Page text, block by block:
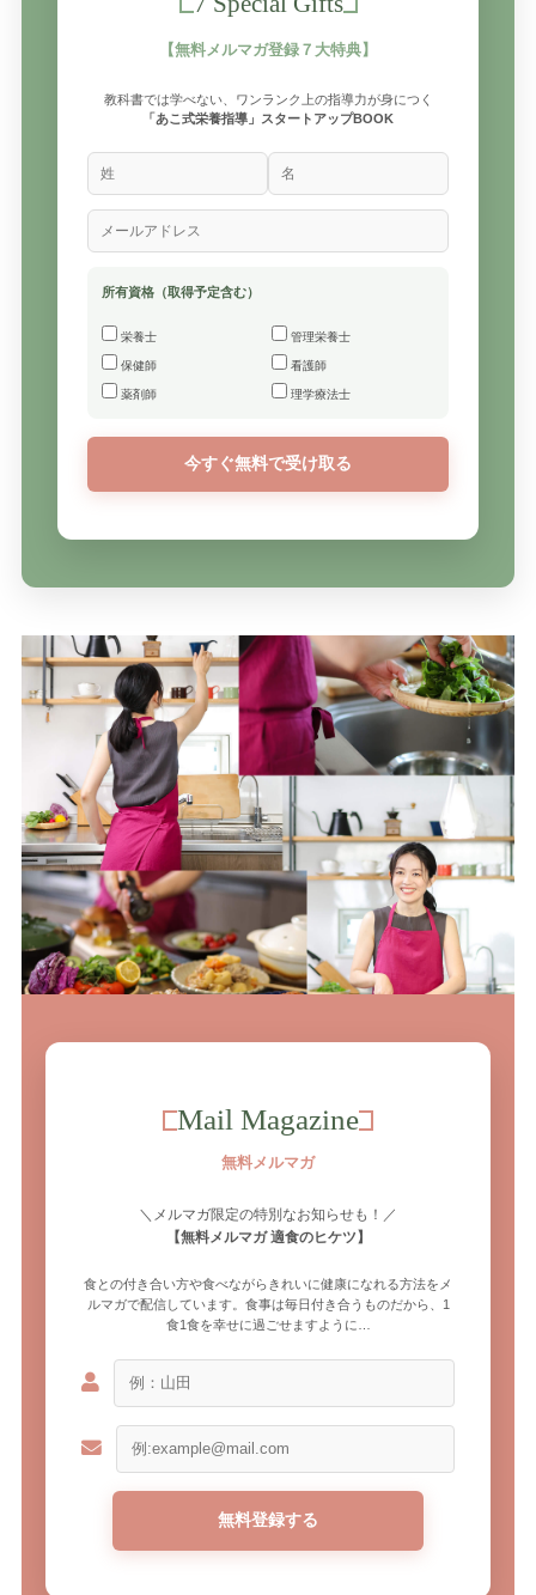
【無料メルマガ登録７大特典】
教科書では学べない、ワンランク上の指導力が身につく
「あこ式栄養指導」スタートアップBOOK
所有資格（取得予定含む）
栄養士 管理栄養士
保健師 看護師
薬剤師 理学療法士
今すぐ無料で受け取る
Mail Magazine
無料メルマガ
＼メルマガ限定の特別なお知らせも！／
【無料メルマガ 適食のヒケツ】
食との付き合い方や食べながらきれいに健康になれる方法をメ
ルマガで配信しています。食事は毎日付き合うものだから、1
食1食を幸せに過ごせますように…